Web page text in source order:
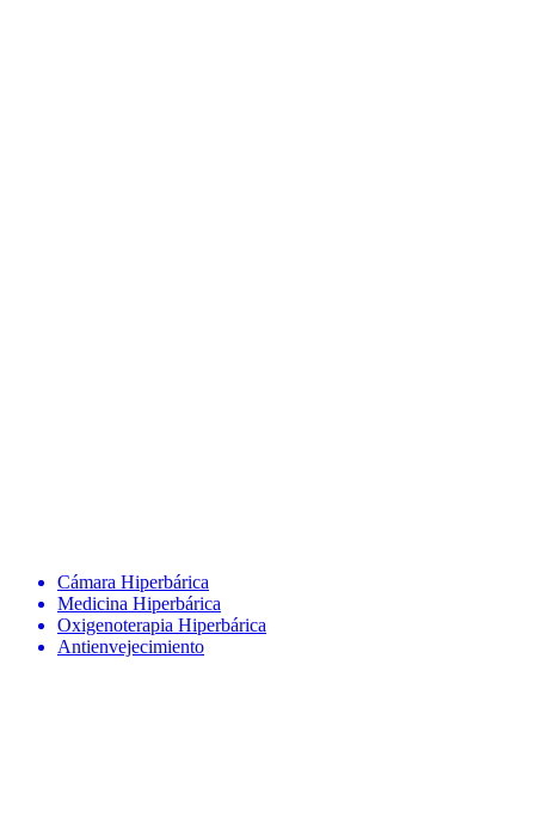
Cámara Hiperbárica
Medicina Hiperbárica
Oxigenoterapia Hiperbárica
Antienvejecimiento